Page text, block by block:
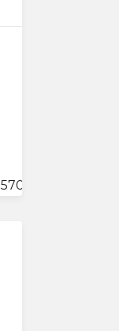
5702 Beton světlý